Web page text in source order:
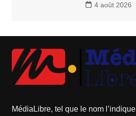
4 août 2026
MédiaLibre, tel que le nom